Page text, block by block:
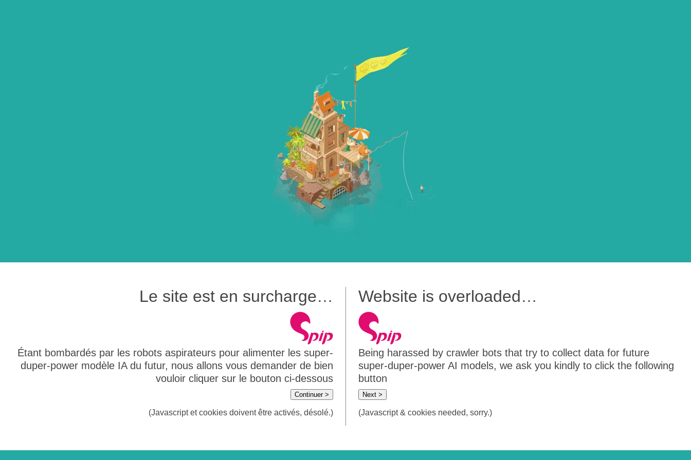
Le site est en surcharge…
Étant bombardés par les robots aspirateurs pour alimenter les super-
duper-power modèle IA du futur, nous allons vous demander de bien
vouloir cliquer sur le bouton ci-dessous
Continuer >
(Javascript et cookies doivent être activés, désolé.)
Website is overloaded…
Being harassed by crawler bots that try to collect data for future
super-duper-power AI models, we ask you kindly to click the following
button
Next >
(Javascript & cookies needed, sorry.)